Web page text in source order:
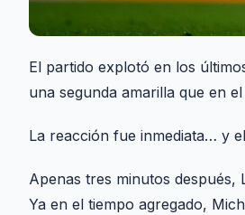
El partido explotó en los
una segunda amarilla que en
La reacción fue inmediata… y
Apenas tres minutos
Ya en el tiempo agregado,